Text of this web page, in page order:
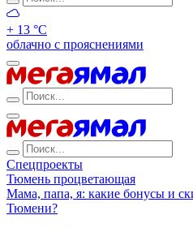
+ 13 °С
облачно с прояснениями
Спецпроекты
Тюмень процветающая
Мама, папа, я: какие бонусы и
Тюмени?